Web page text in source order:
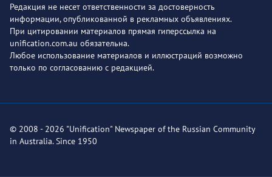
Редакция не несет ответственности за достоверность
информации, опубликованной в рекламных объявлениях.
При цитировании материалов прямая гиперссылка на
unification.com.au обязательна.
Любое использование материалов и иллюстраций возможно
только по согласованию с редакцией.
© 2008 - 2026 "Unification" Newspaper of the Russian Community
in Australia. Since 1950